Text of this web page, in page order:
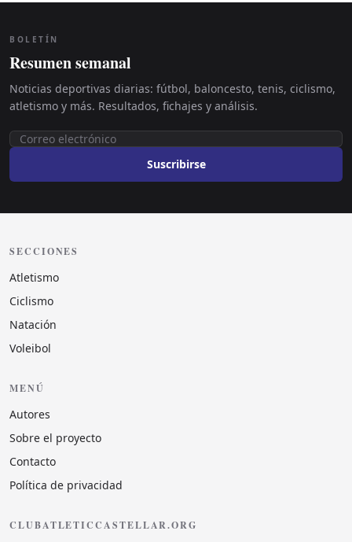
BOLETÍN
Resumen semanal
Noticias deportivas diarias: fútbol, baloncesto, tenis, ciclismo,
atletismo y más. Resultados, fichajes y análisis.
Suscribirse
SECCIONES
Atletismo
Ciclismo
Natación
Voleibol
MENÚ
Autores
Sobre el proyecto
Contacto
Política de privacidad
CLUBATLETICCASTELLAR.ORG